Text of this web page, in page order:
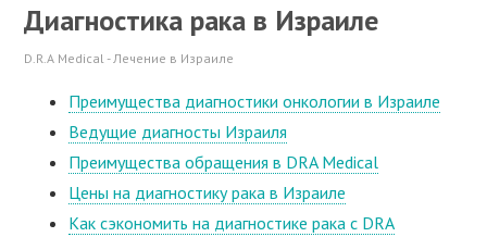
Диагностика рака в Израиле
D.R.A Medical - Лечение в Израиле
Преимущества диагностики онкологии в Израиле
Ведущие диагносты Израиля
Преимущества обращения в DRA Medical
Цены на диагностику рака в Израиле
Как сэкономить на диагностике рака с DRA